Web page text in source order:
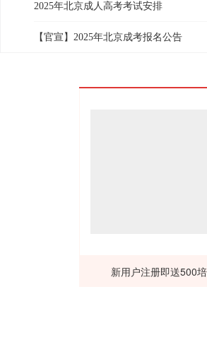
2025年北京成人高考考试安排
【官宣】2025年北京成考报名公告
新用户注册即送500